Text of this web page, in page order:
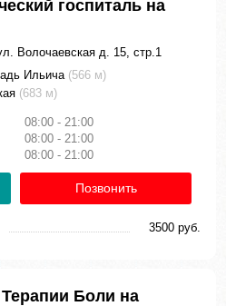
госпиталь на
Волочаевская д. 15, стр.1
Ильича (566 м)
(683 м)
08:00 - 21:00
08:00 - 21:00
08:00 - 21:00
Позвонить
3500 руб.
Боли на